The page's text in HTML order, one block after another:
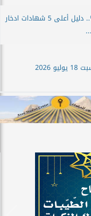
عوائد تصل لـ 21%.. دليل أعلى 5 شهادات ادخار